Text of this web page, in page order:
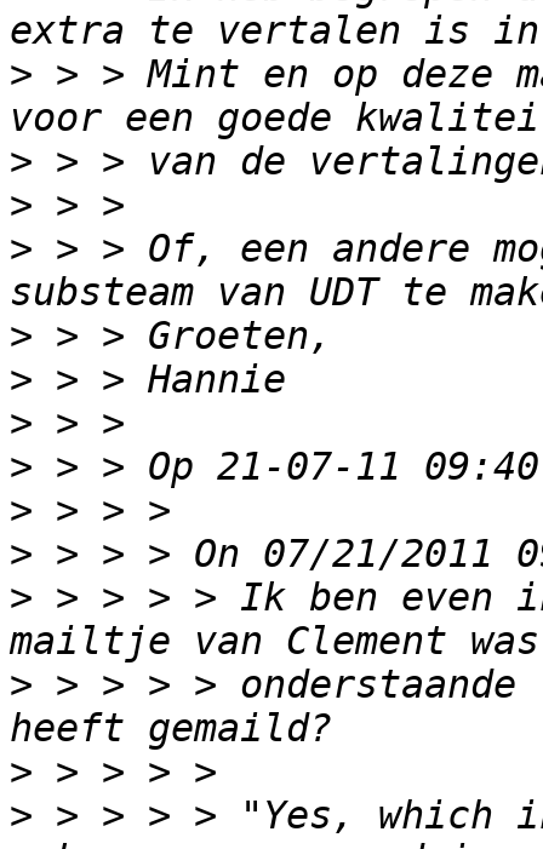
> > > Mint en op deze
>
>
> > > Of, een andere
>
>
>
>
>
>
> > > > > Ik ben even
> > > > >
>
> > > > > "Yes, which